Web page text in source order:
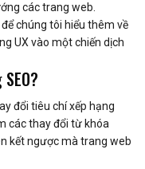
các trang web.
chúng tôi hiểu thêm về
UX vào một chiến dịch
đổi tiêu chí xếp hạng
các thay đổi từ khóa
kết ngược mà trang web